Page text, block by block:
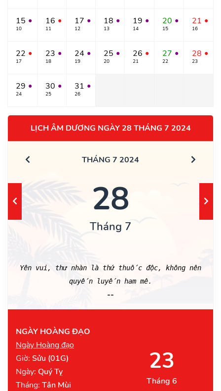
15 ●
10
16 ●
11
17 ●
12
18 ●
13
19 ●
14
20 ●
15
21 ●
16
22 ●
17
23 ●
18
24 ●
19
25 ●
20
26 ●
21
27 ●
22
28 ●
23
29 ●
24
30 ●
25
31 ●
26
LỊCH ÂM DƯƠNG NGÀY 28 THÁNG 7 2024
THÁNG 7 2024
28
Tháng 7
Yên vui, thư nhàn là thứ thuốc độc, không nên
quyến luyến ham mê.
--
NGÀY HOÀNG ĐẠO
Ngày Hoàng đạo
Giờ: Sửu (01G)
Ngày: Quý Tỵ
Tháng: Tân Mùi
23
Tháng 6